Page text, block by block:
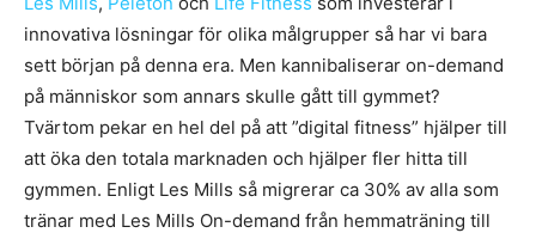
innovativa lösningar för olika målgrupper så har vi bara
sett början på denna era. Men kannibaliserar on-demand
på människor som annars skulle gått till gymmet?
Tvärtom pekar en hel del på att ”digital fitness” hjälper till
att öka den totala marknaden och hjälper fler hitta till
gymmen. Enligt Les Mills så migrerar ca 30% av alla som
tränar med Les Mills On-demand från hemmaträning till